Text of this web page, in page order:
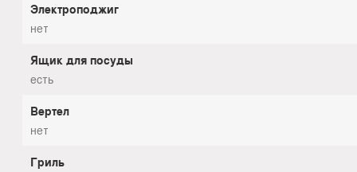
Электроподжиг
нет
Ящик для посуды
есть
Вертел
нет
Гриль